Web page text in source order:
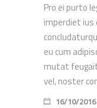
Pro ei purto
imperdiet
eu cum
mutat
vel, noster
16/10/2016